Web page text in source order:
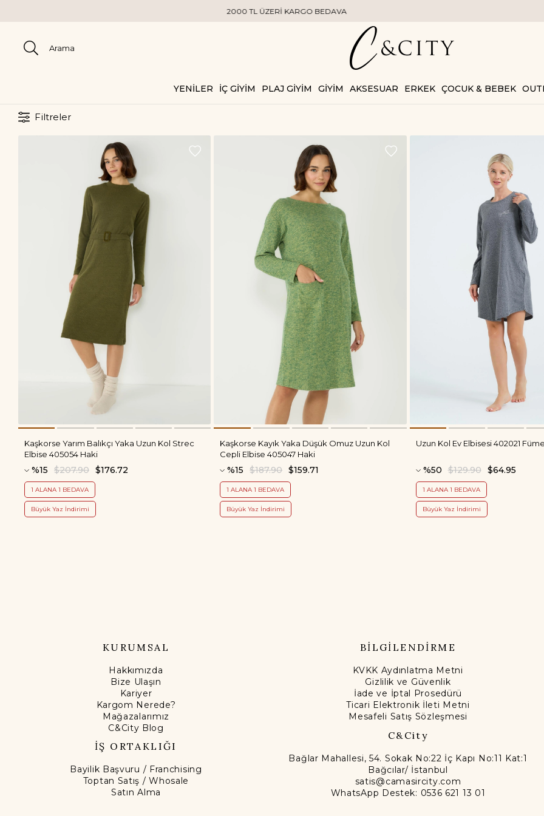
2000 TL ÜZERİ KARGO BEDAVA
YENİLER İÇ GİYİM PLAJ GİYİM GİYİM AKSESUAR ERKEK ÇOCUK & BEBEK
Filtreler
Kaşkorse Yarım Balıkçı Yaka Uzun Kol Strec
Elbise 405054 Haki
%15 $176.72
$207.90
1 ALANA 1 BEDAVA
Büyük Yaz İndirimi
Kaşkorse Kayık Yaka Düşük Omuz Uzun Kol
Cepli Elbise 405047 Haki
%15 $159.71
$187.90
1 ALANA 1 BEDAVA
Büyük Yaz İndirimi
Uzun Kol Ev Elbisesi 402021
%50 $64.95
$129.90
1 ALANA 1 BEDAVA
Büyük Yaz İndirimi
KURUMSAL
Hakkımızda
Bize Ulaşın
Kariyer
Kargom Nerede?
Mağazalarımız
C&City Blog
İŞ ORTAKLIĞI
Bayilik Başvuru / Franchising
Toptan Satış / Whosale
Satın Alma
BİLGİLENDİRME
KVKK Aydınlatma Metni
Gizlilik ve Güvenlik
İade ve İptal Prosedürü
Ticari Elektronik İleti Metni
Mesafeli Satış Sözleşmesi
C&City
Bağlar Mahallesi, 54. Sokak No:22 İç Kapı No:11 Kat:1
Bağcılar/ İstanbul
satis@camasircity.com
WhatsApp Destek: 0536 621 13 01